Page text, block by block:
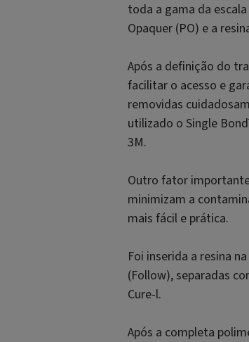
toda a gama da
Opaquer (PO) e a
Após a definição do
facilitar o acesso e
removidas
utilizado o Single
3M.
Outro fator
minimizam a
mais fácil e prática.
Foi inserida a resina
(Follow), separadas
Cure-l.
Após a completa